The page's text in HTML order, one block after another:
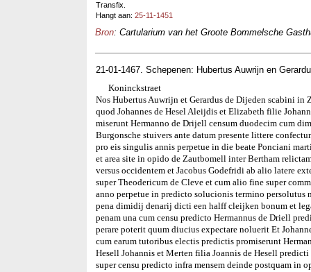
Transfix.
Hangt aan: 25-11-1451
Bron: Cartularium van het Groote Bommelsche
21-01-1467. Schepenen: Hubertus Auwrijn en
Koninckstraet
Nos Hubertus Auwrijn et Gerardus de Dijeden scabini in
quod Johannes de Hesel Aleijdis et Elizabeth filie
miserunt Hermanno de Drijell censum duodecim cum
Burgonsche stuivers ante datum presente littere
pro eis singulis annis perpetue in die beate Ponciani
et area site in opido de Zautbomell inter Bertham
versus occidentem et Jacobus Godefridi ab alio latere
super Theodericum de Cleve et cum alio fine super
anno perpetue in predicto solucionis termino
pena dimidij denarij dicti een halff cleijken bonum et
penam una cum censu predicto Hermannus de Driell
perare poterit quum diucius expectare noluerit Et
cum earum tutoribus electis predictis promiserunt
Hesell Johannis et Merten filia Joannis de Hesell
super censu predicto infra mensem deinde postquam in